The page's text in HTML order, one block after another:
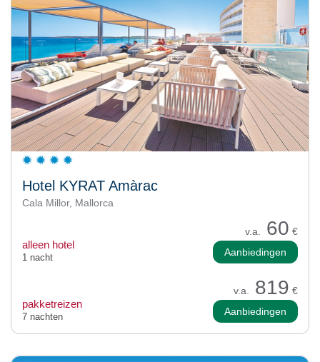
Hotel KYRAT Amàrac
Cala Millor, Mallorca
v.a. 60 €
alleen hotel
1 nacht Aanbiedingen
v.a. 819 €
pakketreizen
7 nachten Aanbiedingen